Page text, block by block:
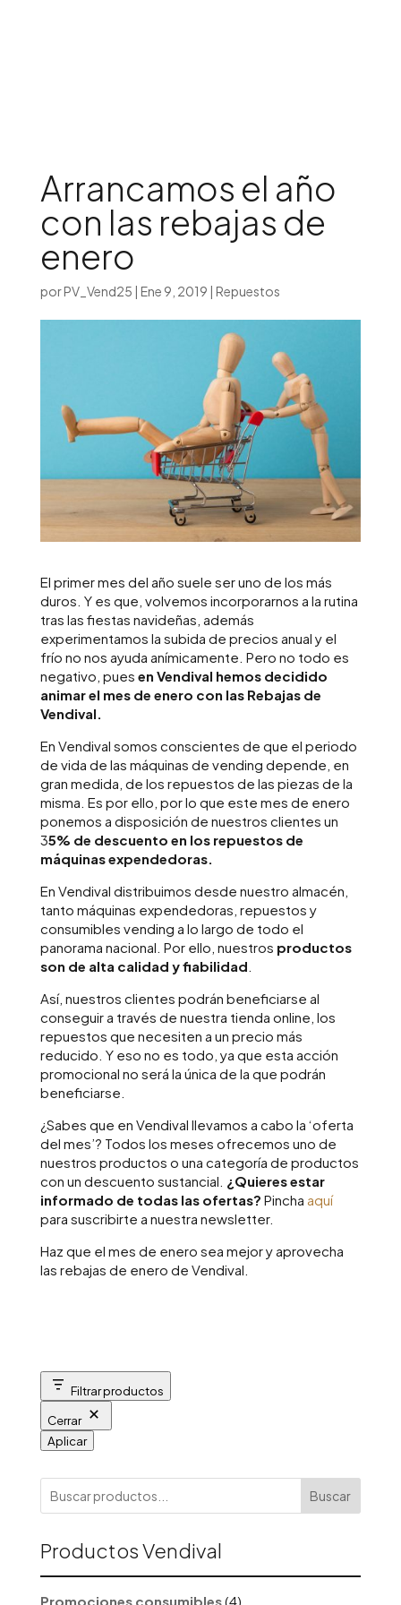
Arrancamos el año
con las rebajas de
enero
porPV_Vend25 | Ene 9, 2019 | Repuestos
El primer mes del año suele ser uno de los más
duros. Y es que, volvemos incorporarnos a la rutina
tras las fiestas navideñas, además
experimentamos la subida de precios anual y el
frío no nos ayuda anímicamente. Pero no todo es
negativo, pues en Vendival hemos decidido
animar el mes de enero con las Rebajas de
Vendival.
En Vendival somos conscientes de que el periodo
de vida de las máquinas de vending depende, en
gran medida, de los repuestos de las piezas de la
misma. Es por ello, por lo que este mes de enero
ponemos a disposición de nuestros clientes un
35% de descuento en los repuestos de
máquinas expendedoras.
En Vendival distribuimos desde nuestro almacén,
tanto máquinas expendedoras, repuestos y
consumibles vending a lo largo de todo el
panorama nacional. Por ello, nuestros productos
son de alta calidad y fiabilidad
Así, nuestros clientes podrán beneficiarse al
conseguir a través de nuestra tienda online, los
repuestos que necesiten a un precio más
reducido. Y eso no es todo, ya que esta acción
promocional no será la única de la que podrán
beneficiarse.
¿Sabes que en Vendival llevamos a cabo la ‘oferta
del mes’? Todos los meses ofrecemos uno de
nuestros productos o una categoría de productos
con un descuento sustancial. ¿Quieres estar
informado de todas las ofertas? Pincha aquí
para suscribirte a nuestra newsletter.
Haz que el mes de enero sea mejor y aprovecha
las rebajas de enero de Vendival.
Filtrar productos
Cerrar
Aplicar
Buscar
Productos Vendival
Promociones consumibles 44